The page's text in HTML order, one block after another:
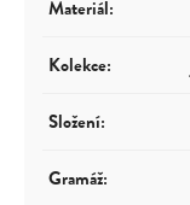
Materiál:
Kolekce:
Složení:
Gramáž: